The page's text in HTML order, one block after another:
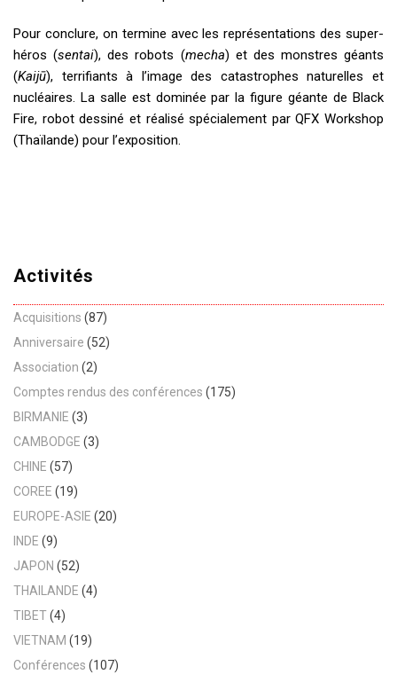
Pour conclure, on termine avec les représentations des super-
héros (sentai), des robots (mecha) et des monstres géants
(Kaijū), terrifiants à l’image des catastrophes naturelles et
nucléaires. La salle est dominée par la figure géante de Black
Fire, robot dessiné et réalisé spécialement par QFX Workshop
(Thaïlande) pour l’exposition.
Activités
Acquisitions (87)
Anniversaire (52)
Association (2)
Comptes rendus des conférences (175)
BIRMANIE (3)
CAMBODGE (3)
CHINE (57)
COREE (19)
EUROPE-ASIE (20)
INDE (9)
JAPON (52)
THAILANDE (4)
TIBET(4)
VIETNAM (19)
Conférences (107)